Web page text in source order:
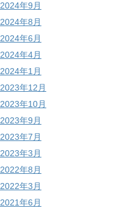
2024年9月
2024年8月
2024年6月
2024年4月
2024年1月
2023年12月
2023年10月
2023年9月
2023年7月
2023年3月
2022年8月
2022年3月
2021年6月